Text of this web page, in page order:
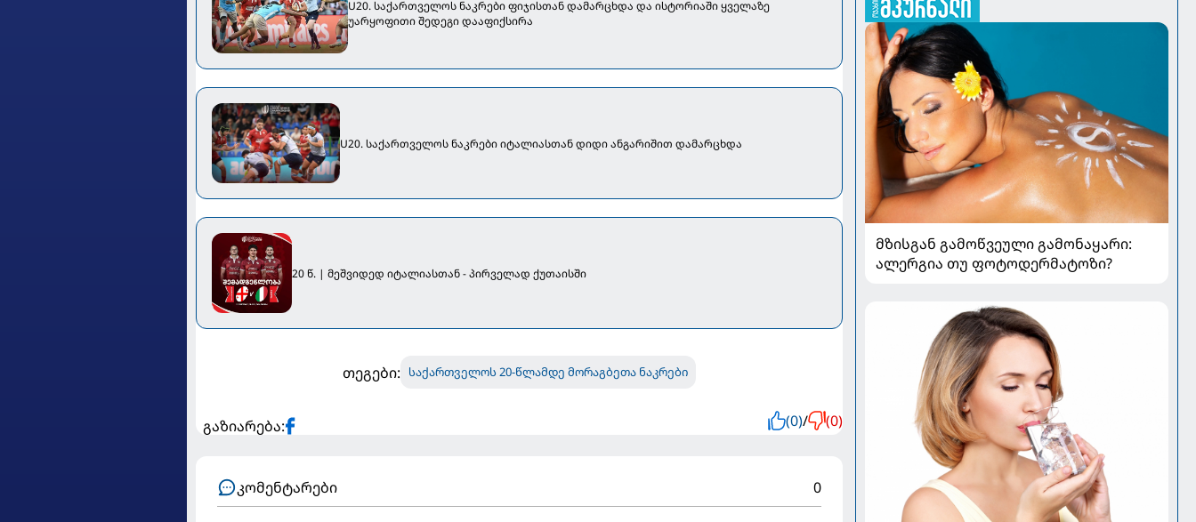
U20. საქართველოს ნაკრები ფიჯისთან დამარცხდა და ისტორიაში ყველაზე
უარყოფითი შედეგი დააფიქსირა
U20. საქართველოს ნაკრები იტალიასთან დიდი ანგარიშით დამარცხდა
20 წ. | მეშვიდედ იტალიასთან - პირველად ქუთაისში
თეგები: საქართველოს 20-წლამდე მორაგბეთა ნაკრები
გაზიარება: (0)/ (0)
კომენტარები 0
მზისგან გამოწვეული გამონაყარი:
ალერგია თუ ფოტოდერმატოზი?